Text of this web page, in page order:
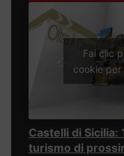
Fai clic
cookie
Castelli di Sicilia:
turismo di